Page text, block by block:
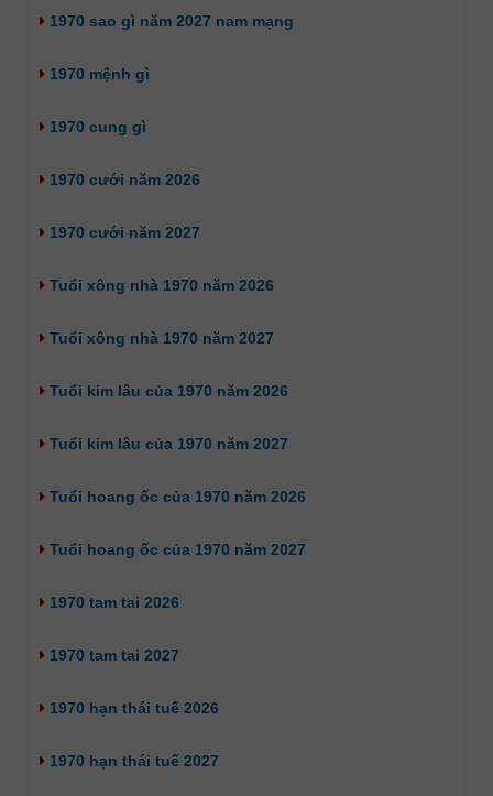
1970 sao gì năm 2027 nam mạng
1970 mệnh gì
1970 cung gì
1970 cưới năm 2026
1970 cưới năm 2027
Tuổi xông nhà 1970 năm 2026
Tuổi xông nhà 1970 năm 2027
Tuổi kim lâu của 1970 năm 2026
Tuổi kim lâu của 1970 năm 2027
Tuổi hoang ốc của 1970 năm 2026
Tuổi hoang ốc của 1970 năm 2027
1970 tam tai 2026
1970 tam tai 2027
1970 hạn thái tuế 2026
1970 hạn thái tuế 2027